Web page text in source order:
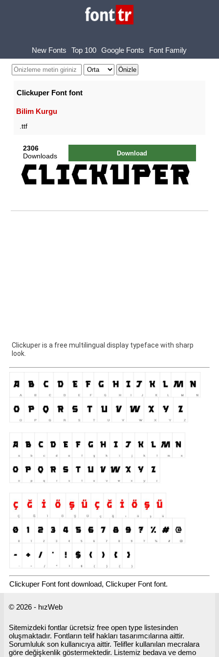
New Fonts Top 100 Google Fonts Font Family
Clickuper Font font
Bilim Kurgu
.ttf
2306
Downloads
Download
Clickuper is a free multilingual display typeface with sharp
look.
Clickuper Font font download, Clickuper Font font.
© 2026 - hızWeb
Sitemizdeki fontlar ücretsiz free open type listesinden
oluşmaktadır. Fontların telif hakları tasarımcılarına aittir.
Sorumluluk son kullanıcıya aittir. Telifler kullanılan mecralara
göre değişkenlik göstermektedir. Listemiz bedava ve demo